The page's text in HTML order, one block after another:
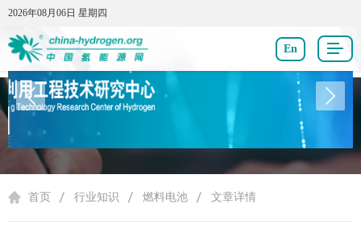
2026年08月06日 星期四
2026年08月06日 星期四
En
首页 行业知识 燃料电池 文章详情